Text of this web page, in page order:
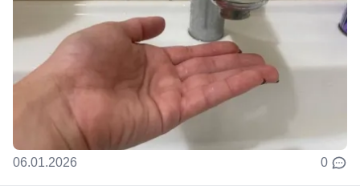
06.01.2026 0